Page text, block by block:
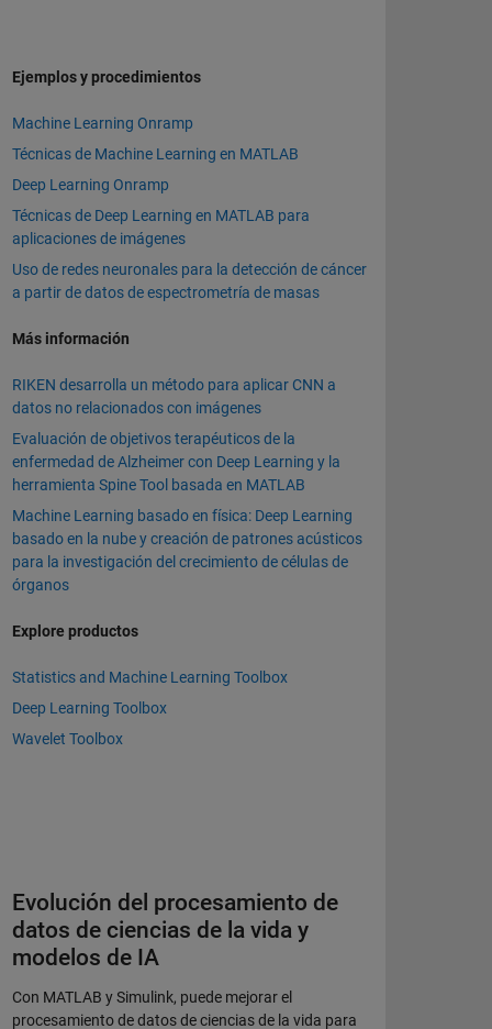
Ejemplos y procedimientos
Machine Learning Onramp
Técnicas de Machine Learning en MATLAB
Deep Learning Onramp
Técnicas de Deep Learning en MATLAB para
aplicaciones de imágenes
Uso de redes neuronales para la detección de cáncer
a partir de datos de espectrometría de masas
Más información
RIKEN desarrolla un método para aplicar CNN a
datos no relacionados con imágenes
Evaluación de objetivos terapéuticos de la
enfermedad de Alzheimer con Deep Learning y la
herramienta Spine Tool basada en MATLAB
Machine Learning basado en física: Deep Learning
basado en la nube y creación de patrones acústicos
para la investigación del crecimiento de células de
órganos
Explore productos
Statistics and Machine Learning Toolbox
Deep Learning Toolbox
Wavelet Toolbox
Evolución del procesamiento de
datos de ciencias de la vida y
modelos de IA
Con MATLAB y Simulink, puede mejorar el
procesamiento de datos de ciencias de la vida para